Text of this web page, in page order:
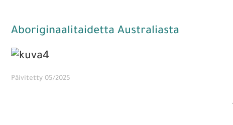
Aboriginaalitaidetta Australiasta
Päivitetty 05/2025